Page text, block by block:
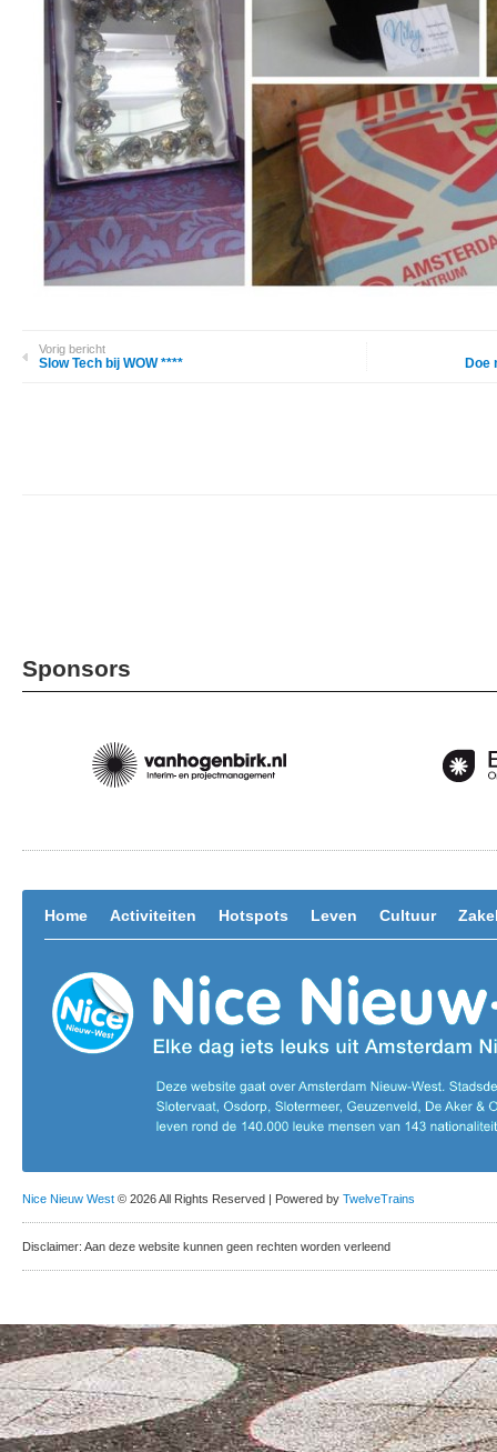
Vorig bericht
Slow Tech bij WOW **** Doe
Sponsors
Home Activiteiten Hotspots Leven Cultuur
Nice Nieuw West © 2026 All Rights Reserved | Powered by TwelveTrains
Disclaimer: Aan deze website kunnen geen rechten worden verleend